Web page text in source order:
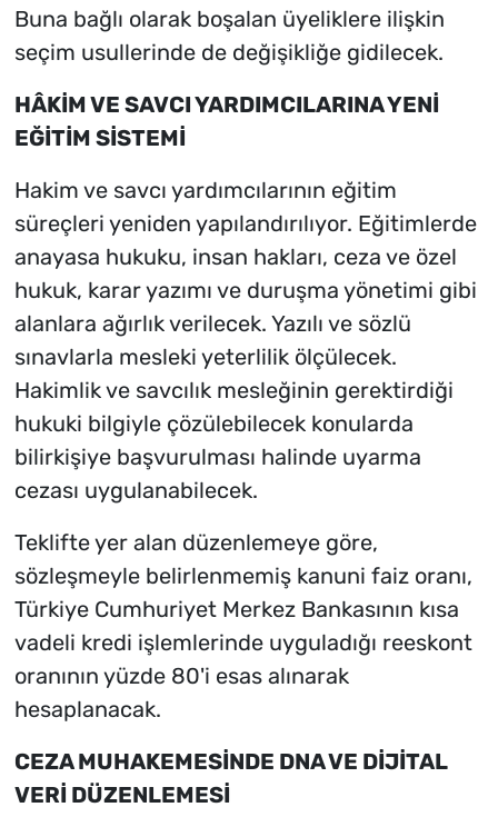
Buna bağlı olarak boşalan üyeliklere ilişkin
seçim usullerinde de değişikliğe gidilecek.
HÂKİM VE SAVCI YARDIMCILARINA YENİ
EĞİTİM SİSTEMİ
Hakim ve savcı yardımcılarının eğitim
süreçleri yeniden yapılandırılıyor. Eğitimlerde
anayasa hukuku, insan hakları, ceza ve özel
hukuk, karar yazımı ve duruşma yönetimi gibi
alanlara ağırlık verilecek. Yazılı ve sözlü
sınavlarla mesleki yeterlilik ölçülecek.
Hakimlik ve savcılık mesleğinin gerektirdiği
hukuki bilgiyle çözülebilecek konularda
bilirkişiye başvurulması halinde uyarma
cezası uygulanabilecek.
Teklifte yer alan düzenlemeye göre,
sözleşmeyle belirlenmemiş kanuni faiz oranı,
Türkiye Cumhuriyet Merkez Bankasının kısa
vadeli kredi işlemlerinde uyguladığı reeskont
oranının yüzde 80'i esas alınarak
hesaplanacak.
CEZA MUHAKEMESİNDE DNA VE DİJİTAL
VERİ DÜZENLEMESİ